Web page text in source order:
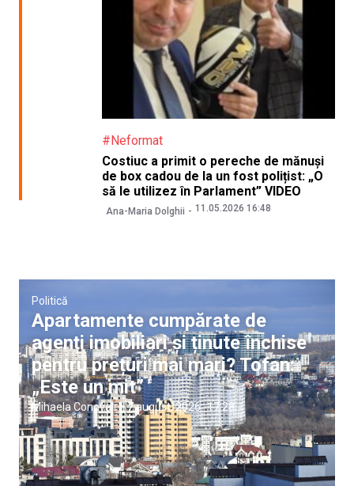
#Neformat
Costiuc a primit o pereche de mănuși
de box cadou de la un fost polițist: „O
să le utilizez în Parlament” VIDEO
Ana-Maria Dolghii 11.05.2026 16:48
Politică
Apartamente cumpărate de
agenți imobiliari și ținute închise
pentru prețuri mai mari? Tofan:
„Este un mit”
Mihaela Conovali |7 august, 2026 17:28